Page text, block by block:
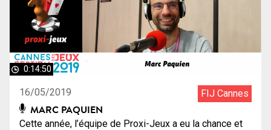
0:14:50
16/05/2019 FIJ Cannes
MARC PAQUIEN
Cette année, l’équipe de Proxi-Jeux a eu la chance et